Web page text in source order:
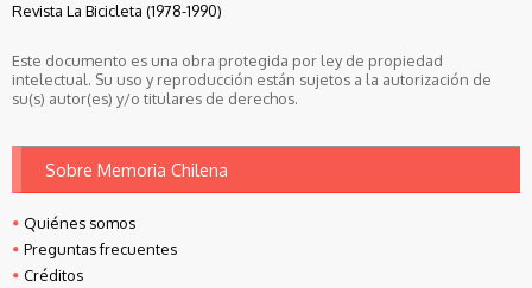
Revista La Bicicleta (1978-1990)
Este documento es una obra protegida por ley de propiedad
intelectual. Su uso y reproducción están sujetos a la autorización de
su(s) autor(es) y/o titulares de derechos.
Sobre Memoria Chilena
Quiénes somos
Preguntas frecuentes
Créditos